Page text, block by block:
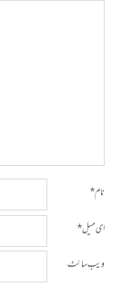
نام*
ای میل*
ویب‌ سائٹ